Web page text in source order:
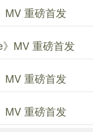
MV 重磅首发
MV 重磅首发
MV 重磅首发
MV 重磅首发